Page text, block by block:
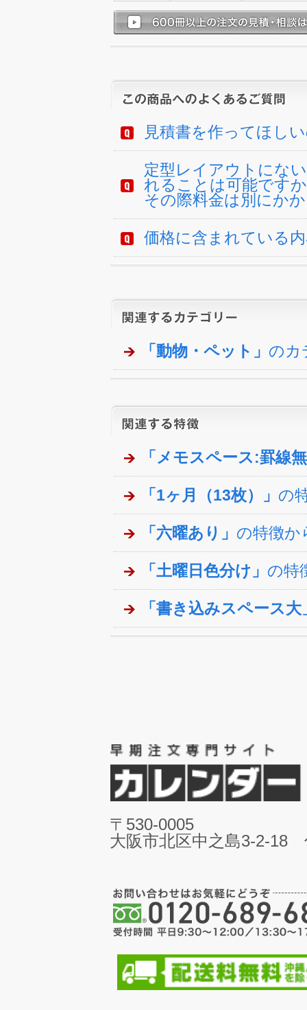
見積書を作ってほし
定型レイアウトにな
れることは可能です
その際料金は別にか
価格に含まれている
「動物・ペット」 のカ
「メモスペース:罫線
「1ヶ月（13枚）」 の
「六曜あり」 の特徴か
「土曜日色分け」 の特
「書き込みスペース大
〒530-0005
大阪市北区中之島3-2-18